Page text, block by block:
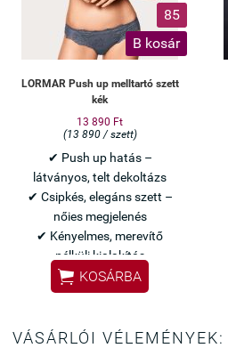
85
B kosár
LORMAR Push up melltartó szett
kék
13 890 Ft
(13 890 / szett)
✔ Push up hatás –
látványos, telt dekoltázs
✔ Csipkés, elegáns szett –
nőies megjelenés
✔ Kényelmes, merevítő
nélküli kialakítás
Olasz Lormar minőség
különleges alkalmakra
 KOSÁRBA
VÁSÁRLÓI VÉLEMÉNYEK: